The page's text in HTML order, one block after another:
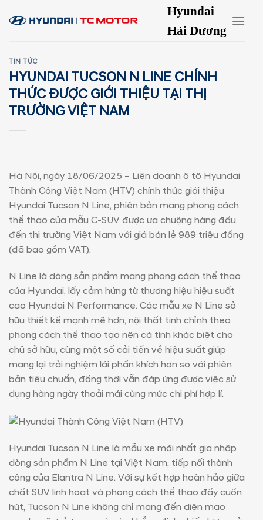
to
Hyundai
Hải Dương
TIN TỨC
HYUNDAI TUCSON N LINE CHÍNH
THỨC ĐƯỢC GIỚI THIỆU TẠI THỊ
TRƯỜNG VIỆT NAM
Hà Nội, ngày 18/06/2025 – Liên doanh ô tô Hyundai
Thành Công Việt Nam (HTV) chính thức giới thiệu
Hyundai Tucson N Line, phiên bản mang phong cách
thể thao của mẫu C-SUV được ưa chuộng hàng đầu
đến thị trường Việt Nam với giá bán lẻ 989 triệu đồng
(đã bao gồm VAT).
N Line là dòng sản phẩm mang phong cách thể thao
của Hyundai, lấy cảm hứng từ thương hiệu hiệu suất
cao Hyundai N Performance. Các mẫu xe N Line sở
hữu thiết kế mạnh mẽ hơn, nội thất tinh chỉnh theo
phong cách thể thao tạo nên cá tính khác biệt cho
chủ sở hữu, cùng một số cải tiến về hiệu suất giúp
mang lại trải nghiệm lái phấn khích hơn so với phiên
bản tiêu chuẩn, đồng thời vẫn đáp ứng được việc sử
dụng hàng ngày thoải mái cùng mức chi phí hợp lí.
Hyundai Tucson N Line là mẫu xe mới nhất gia nhập
dòng sản phẩm N Line tại Việt Nam, tiếp nối thành
công của Elantra N Line. Với sự kết hợp hoàn hảo giữa
chất SUV linh hoạt và phong cách thể thao đầy cuốn
hút, Tucson N Line không chỉ mang đến diện mạo